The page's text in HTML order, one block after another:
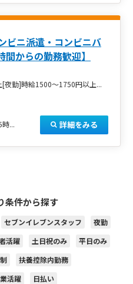
ビニ派遣・コンビニバ
からの勤務歓迎】
夜勤]時給1500～1750円以上...
... 詳細をみる
条件から探す
セブンイレブンスタッフ
夜勤
活躍 土日祝のみ
平日のみ
扶養控除内勤務
活躍 日払い